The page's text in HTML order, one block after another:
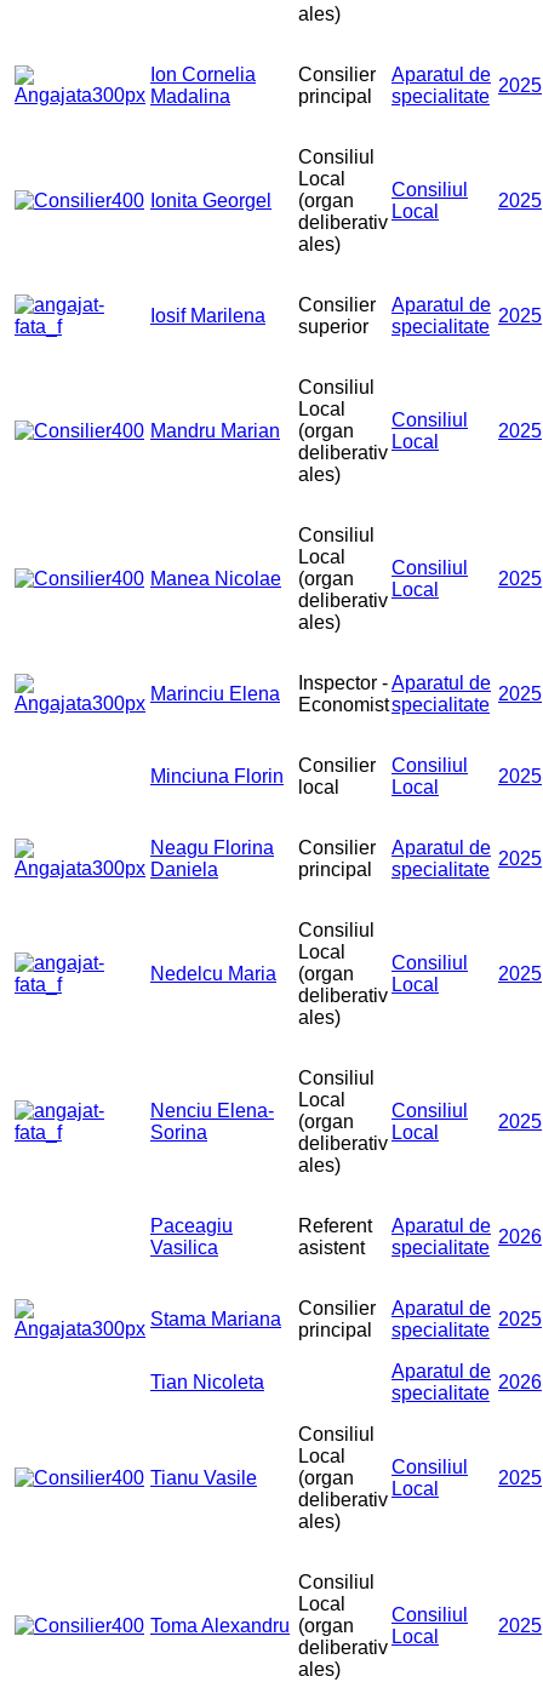
ales)
Ion Cornelia
Madalina
Consilier
principal
Aparatul de
specialitate
2025
Ionita Georgel
Consiliul
Local
(organ
deliberativ
ales)
Consiliul
Local
2025
Iosif Marilena
Consilier
superior
Aparatul de
specialitate
2025
Mandru Marian
Consiliul
Local
(organ
deliberativ
ales)
Consiliul
Local
2025
Manea Nicolae
Consiliul
Local
(organ
deliberativ
ales)
Consiliul
Local
2025
Marinciu Elena
Inspector -
Economist
Aparatul de
specialitate
2025
Minciuna Florin
Consilier
local
Consiliul
Local
2025
Neagu Florina
Daniela
Consilier
principal
Aparatul de
specialitate
2025
Nedelcu Maria
Consiliul
Local
(organ
deliberativ
ales)
Consiliul
Local
2025
Nenciu Elena-
Sorina
Consiliul
Local
(organ
deliberativ
ales)
Consiliul
Local
2025
Paceagiu
Vasilica
Referent
asistent
Aparatul de
specialitate
2026
Stama Mariana
Consilier
principal
Aparatul de
specialitate
2025
Tian Nicoleta
Aparatul de
specialitate
2026
Tianu Vasile
Consiliul
Local
(organ
deliberativ
ales)
Consiliul
Local
2025
Toma Alexandru
Consiliul
Local
(organ
deliberativ
ales)
Consiliul
Local
2025